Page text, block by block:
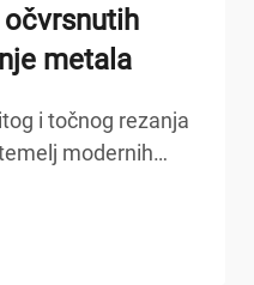
metala
i točnog rezanja
modernih
izrezati